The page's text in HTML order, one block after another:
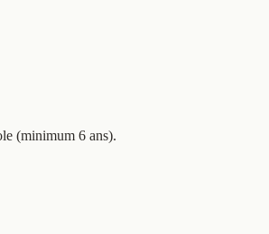
(minimum 6 ans).